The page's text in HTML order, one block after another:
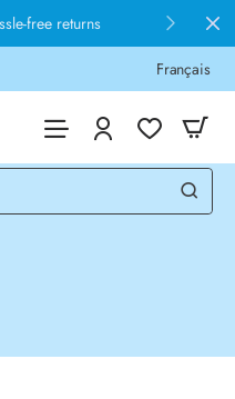
free returns
Français